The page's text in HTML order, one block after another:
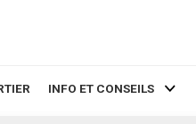
INFO ET CONSEILS